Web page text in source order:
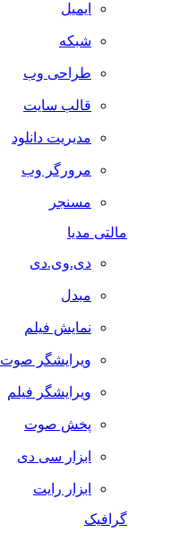
ایمیل
شبکه
طراحی وب
قالب سایت
مدیریت دانلود
مرورگر وب
مسنجر
مالتی مدیا
دی.وی.دی
مبدل
نمایش فیلم
ویرایشگر صوت
ویرایشگر فیلم
پخش صوت
ابزار سی دی
ابزار رایت
گرافیک